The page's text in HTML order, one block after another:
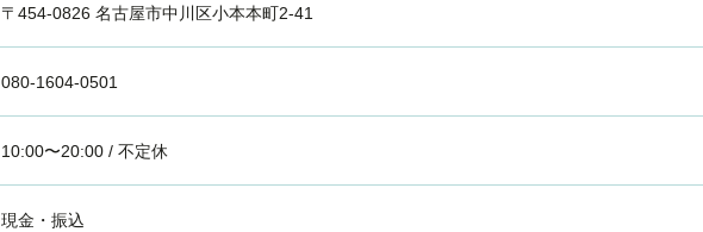
〒454-0826 名古屋市中川区小本本町2-41
080-1604-0501
10:00〜20:00 / 不定休
現金・振込